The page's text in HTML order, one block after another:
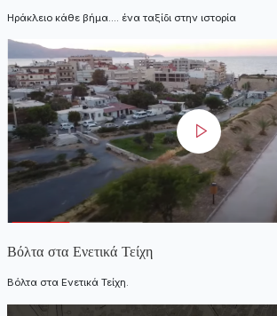
Ηράκλειο κάθε βήμα.... ένα ταξίδι στην ιστορία
Βόλτα στα Ενετικά Τείχη
Βόλτα στα Ενετικά Τείχη.